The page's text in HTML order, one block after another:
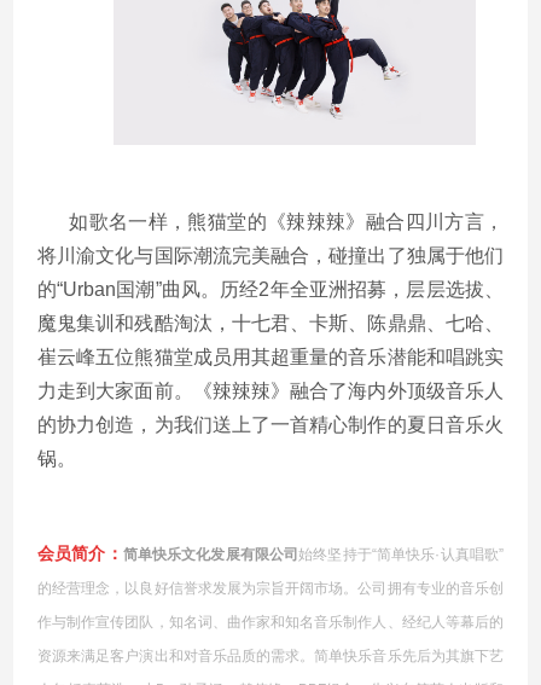
如歌名一样，熊猫堂的《辣辣辣》融合四川方言，
将川渝文化与国际潮流完美融合，碰撞出了独属于他们
的“Urban国潮”曲风。历经2年全亚洲招募，层层选拔、
魔鬼集训和残酷淘汰，十七君、卡斯、陈鼎鼎、七哈、
崔云峰五位熊猫堂成员用其超重量的音乐潜能和唱跳实
力走到大家面前。《辣辣辣》融合了海内外顶级音乐人
的协力创造，为我们送上了一首精心制作的夏日音乐火
锅。
会员简介： 简单快乐文化发展有限公司始终坚持于“简单快乐·认真唱歌”
的经营理念，以良好信誉求发展为宗旨开阔市场。公司拥有专业的音乐创
作与制作宣传团队，知名词、曲作家和知名音乐制作人、经纪人等幕后的
资源来满足客户演出和对音乐品质的需求。简单快乐音乐先后为其旗下艺